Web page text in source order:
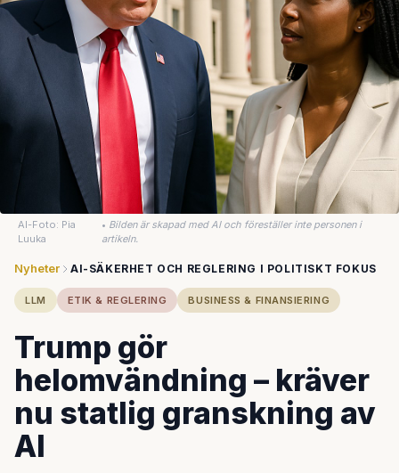
AI-Foto: Pia
Luuka
• Bilden är skapad med AI och föreställer inte personen i
artikeln.
Nyheter AI-SÄKERHET OCH REGLERING I POLITISKT FOKUS
LLM ETIK & REGLERING BUSINESS & FINANSIERING
Trump gör
helomvändning – kräver
nu statlig granskning av
AI